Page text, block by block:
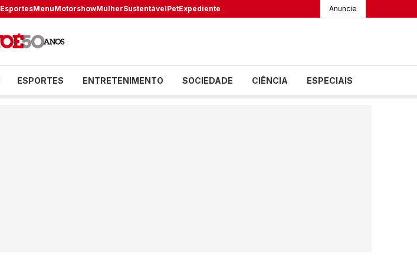
EsportesMenuMotorshowMulherSustentávelPetExpediente Anuncie
ESPORTES ENTRETENIMENTO SOCIEDADE CIÊNCIA ESPECIAIS